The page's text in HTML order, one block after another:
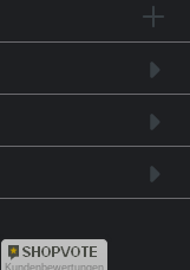
Kundenbewertungen